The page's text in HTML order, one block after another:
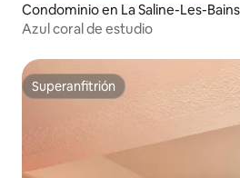
Condominio en La Saline-Les-Bains
Azul coral de estudio
Superanfitrión
Superanfitrión